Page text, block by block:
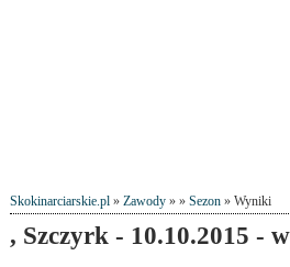
Skokinarciarskie.pl» Zawody» » Sezon » Wyniki
, Szczyrk - 10.10.2015 -